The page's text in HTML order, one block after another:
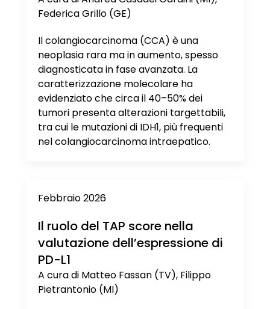
Federica Grillo (GE)
Il colangiocarcinoma (CCA) è una
neoplasia rara ma in aumento, spesso
diagnosticata in fase avanzata. La
caratterizzazione molecolare ha
evidenziato che circa il 40–50% dei
tumori presenta alterazioni targettabili,
tra cui le mutazioni di IDH1, più frequenti
nel colangiocarcinoma intraepatico.
Febbraio 2026
Il ruolo del TAP score nella
valutazione dell’espressione di
PD-L1
A cura di Matteo Fassan (TV), Filippo
Pietrantonio (MI)